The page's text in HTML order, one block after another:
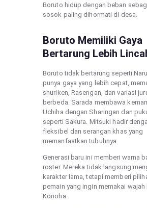
Boruto hidup dengan beban
sosok paling dihormati di desa.
Boruto Memiliki Gaya
Bertarung Lebih
Boruto tidak bertarung seperti
punya gaya yang lebih cepat,
shuriken, Rasengan, dan variasi
berbeda. Sarada membawa
Uchiha dengan Sharingan dan
seperti Sakura. Mitsuki hadir
fleksibel dan serangan khas yang
memanfaatkan tubuhnya.
Generasi baru ini memberi warna
roster. Mereka tidak langsung
karakter lama, tetapi memberi
pemain yang ingin memakai wajah
Konoha.